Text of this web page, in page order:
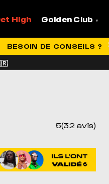
High Golden Club
OFFERTE EN FRANCE
BESOIN DE CONSEILS ?
5(32 avis)